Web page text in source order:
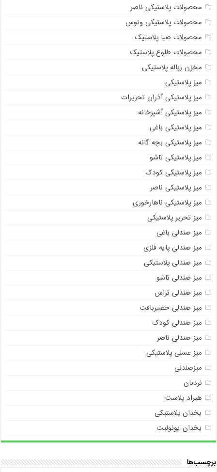
محصولات پلاستیکی ناصر
محصولات پلاستیکی ونوس
محصولات صبا پلاستیک
محصولات طلوع پلاستیک
مخزن زباله پلاستیکی
میز پلاستیکی
میز پلاستیکی آذران تحریرات
میز پلاستیکی آشپزخانه
میز پلاستیکی باغی
میز پلاستیکی بچه گانه
میز پلاستیکی تاشو
میز پلاستیکی کودک
میز پلاستیکی ناصر
میز پلاستیکی ناهارخوری
میز تحریر پلاستیکی
میز صندلی باغی
میز صندلی پایه فلزی
میز صندلی پلاستیکی
میز صندلی تاشو
میز صندلی تراس
میز صندلی حصیربافت
میز صندلی کودک
میز صندلی ناصر
میز عسلی پلاستیکی
میزصندلی
نردبان
هیراد پلاست
یخدان پلاستیکی
یخدان یونولیت
برچسب‌ها